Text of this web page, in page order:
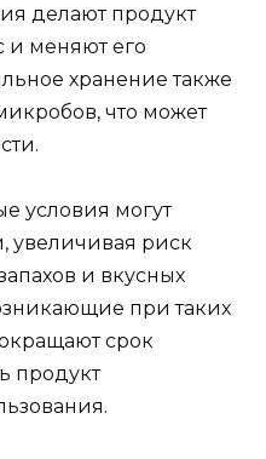
делают продукт
и меняют его
хранение также
что может
условия могут
увеличивая риск
и вкусных
при таких
срок
продукт